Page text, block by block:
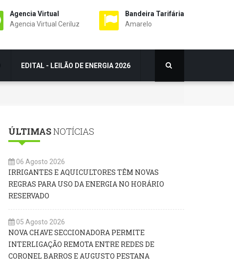
Agencia Virtual
Agencia Virtual Ceriluz
Bandeira Tarifária
Amarelo
EDITAL - LEILÃO DE ENERGIA 2026
ÚLTIMASNOTÍCIAS
06 Agosto 2026
IRRIGANTES E AQUICULTORES TÊM NOVAS
REGRAS PARA USO DA ENERGIA NO HORÁRIO
RESERVADO
05 Agosto 2026
NOVA CHAVE SECCIONADORA PERMITE
INTERLIGAÇÃO REMOTA ENTRE REDES DE
CORONEL BARROS E AUGUSTO PESTANA